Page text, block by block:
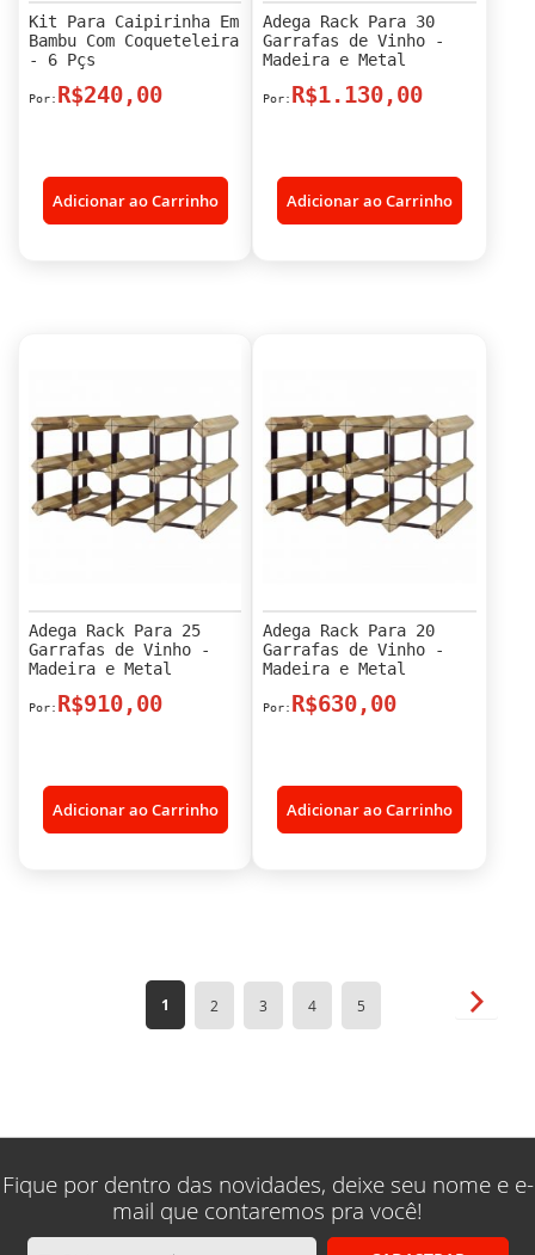
Kit Para Caipirinha Em
Bambu Com Coqueteleira
- 6 Pçs
R$240,00
Adicionar ao Carrinho
Adega Rack Para 30
Garrafas de Vinho -
Madeira e Metal
R$1.130,00
Adicionar ao Carrinho
Adega Rack Para 25
Garrafas de Vinho -
Madeira e Metal
R$910,00
Adicionar ao Carrinho
Adega Rack Para 20
Garrafas de Vinho -
Madeira e Metal
R$630,00
Adicionar ao Carrinho
Página
Você
1 Página
2 Página
3 Página
4 Página
5
Fique por dentro das novidades, deixe seu nome e e-
mail que contaremos pra você!
Inscreva-